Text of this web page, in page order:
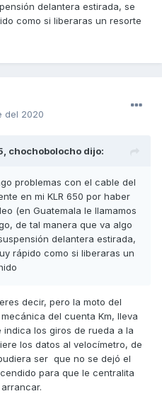
delantera estirada, se
como si liberaras un resorte
del 2020
chochobolocho dijo:
problemas con el cable del
en mi KLR 650 por haber
(en Guatemala le llamamos
de tal manera que va algo
delantera estirada,
rápido como si liberaras un
decir, pero la moto del
del cuenta Km, lleva
los giros de rueda a la
los datos al velocímetro, de
ser que no se dejó el
para que le centralita